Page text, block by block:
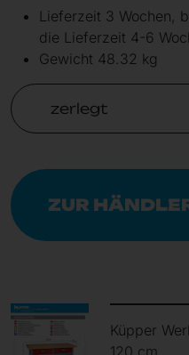
Lieferzeit 3 Wochen,
die Lieferzeit 4-6
Gewicht 48.32 kg
ZUR
Küpper